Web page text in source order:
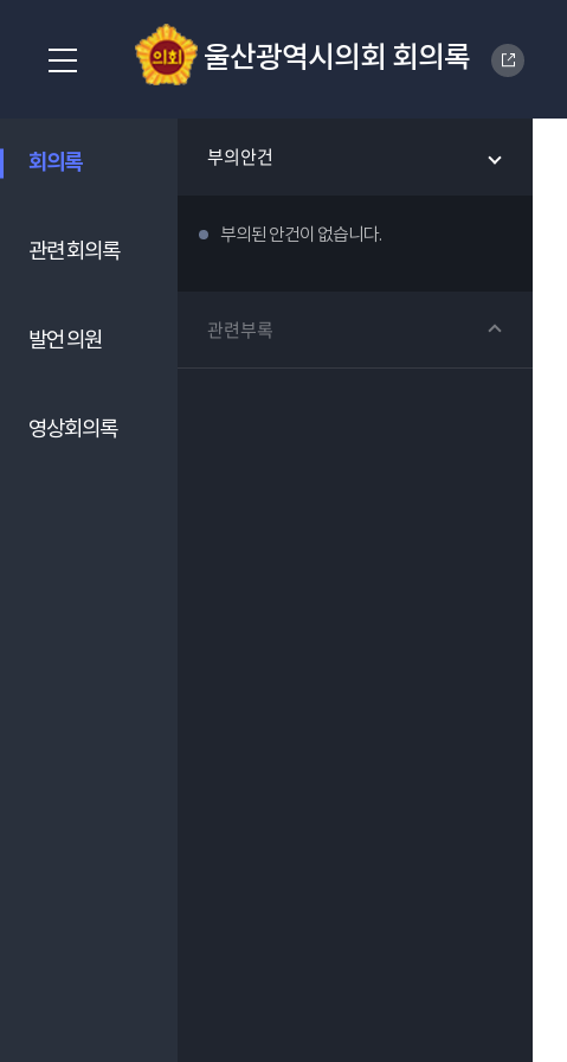
울산광역시의회 회의록
회의록 부의안건
부의된 안건이 없습니다.
관련부록
관련 회의록
발언 의원
영상회의록